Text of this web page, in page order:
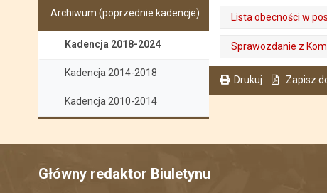
Archiwum (poprzednie kadencje)
Kadencja 2018-2024
Kadencja 2014-2018
Kadencja 2010-2014
Lista obecności w
Sprawozdanie z
Drukuj Zapisz
Główny redaktor Biuletynu